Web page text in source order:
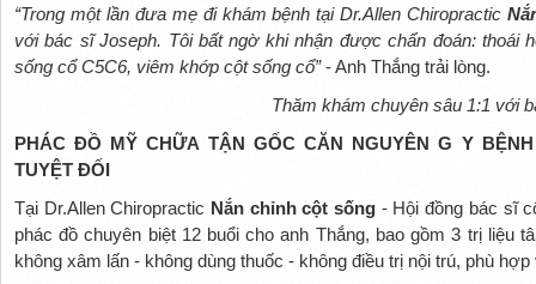
“Trong một lần đưa mẹ đi khám bệnh tại Dr.Allen Chiropractic
với bác sĩ Joseph. Tôi bất ngờ khi nhận được chẩn đoán: thoái
sống cổ C5C6, viêm khớp cột sống cổ”- Anh Thắng trải lòng.
Thăm khám chuyên sâu 1:1 với
PHÁC ĐỒ MỸ CHỮA TẬN GỐC CĂN NGUYÊN G Y
TUYỆT ĐỐI
Tại Dr.Allen Chiropractic Nắn chỉnh cột sống - Hội đồng bác sĩ
phác đồ chuyên biệt 12 buổi cho anh Thắng, bao gồm 3 trị liệu
không xâm lấn - không dùng thuốc - không điều trị nội trú, phù